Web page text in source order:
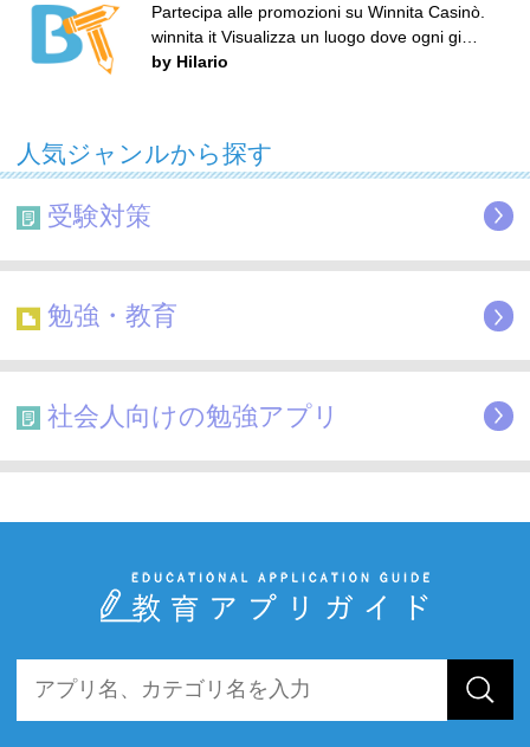
Partecipa alle promozioni su Winnita Casinò.
winnita it Visualizza un luogo dove ogni gi…
by Hilario
人気ジャンルから探す
受験対策
勉強・教育
社会人向けの勉強アプリ